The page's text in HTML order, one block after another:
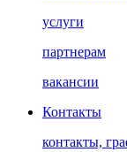
услуги
партнерам
вакансии
Контакты
контакты,